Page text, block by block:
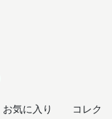
お気に入り コレク